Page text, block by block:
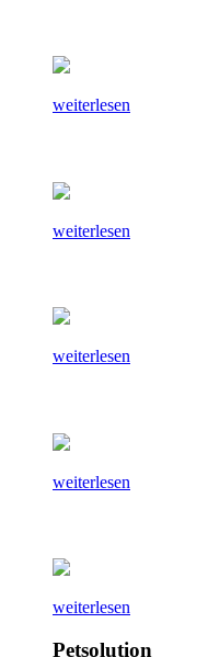
weiterlesen
weiterlesen
weiterlesen
weiterlesen
weiterlesen
Petsolution